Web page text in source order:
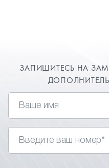
ЗАПИШИТЕСЬ НА